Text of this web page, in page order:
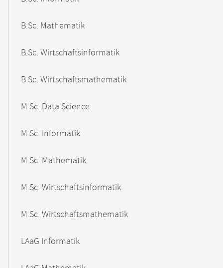
B.Sc. Mathematik
B.Sc. Wirtschaftsinformatik
B.Sc. Wirtschaftsmathematik
M.Sc. Data Science
M.Sc. Informatik
M.Sc. Mathematik
M.Sc. Wirtschaftsinformatik
M.Sc. Wirtschaftsmathematik
LAaG Informatik